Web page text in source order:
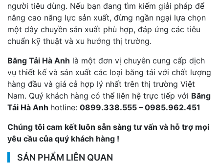
người tiêu dùng. Nếu bạn đang tìm kiếm giải pháp để
nâng cao năng lực sản xuất, đừng ngần ngại lựa chọn
một dây chuyền sản xuất phù hợp, đáp ứng các tiêu
chuẩn kỹ thuật và xu hướng thị trường.
Băng Tải Hà Anh là một đơn vị chuyên cung cấp dịch
vụ thiết kế và sản xuất các loại băng tải với chất lượng
hàng đầu và giá cả hợp lý nhất trên thị trường Việt
Nam. Quý khách hàng có thể liên hệ trực tiếp với Băng
Tải Hà Anh hotline: 0899.338.555 – 0985.962.451
Chúng tôi cam kết luôn sẵn sàng tư vấn và hỗ trợ mọi
yêu cầu của quý khách hàng !
SẢN PHẨM LIÊN QUAN